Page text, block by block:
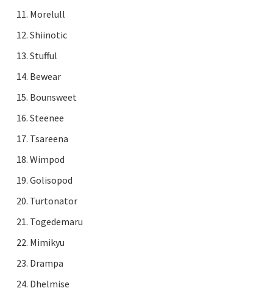
Morelull
Shiinotic
Stufful
Bewear
Bounsweet
Steenee
Tsareena
Wimpod
Golisopod
Turtonator
Togedemaru
Mimikyu
Drampa
Dhelmise